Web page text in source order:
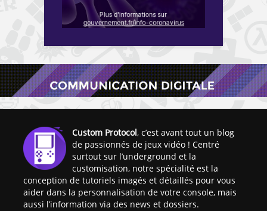
Custom Protocol, c’est avant tout un blog
de passionnés de jeux vidéo ! Centré
surtout sur l’underground et la
customisation, notre spécialité est la
conception de tutoriels imagés et détaillés pour vous
aider dans la personnalisation de votre console, mais
aussi l’information via des news et dossiers.